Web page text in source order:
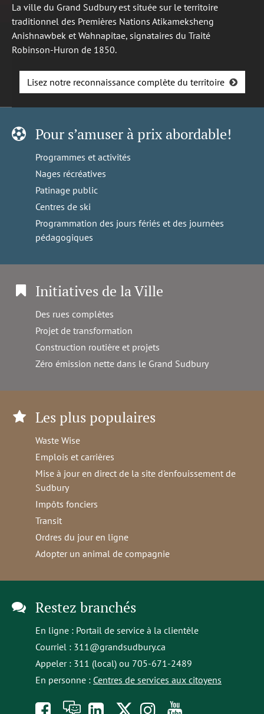
La ville du Grand Sudbury est située sur le territoire
traditionnel des Premières Nations Atikameksheng
Anishnawbek et Wahnapitae, signataires du Traité
Robinson-Huron de 1850.
Lisez notre reconnaissance complète du territoire
Pour s’amuser à prix abordable!
Programmes et activités
Nages récréatives
Patinage public
Centres de ski
Programmation des jours fériés et des journées
pédagogiques
Initiatives de la Ville
Des rues complètes
Projet de transformation
Construction routière et projets
Zéro émission nette dans le Grand Sudbury
Les plus populaires
Waste Wise
Emplois et carrières
Mise à jour en direct de la site d'enfouissement de
Sudbury
Impôts fonciers
Transit
Ordres du jour en ligne
Adopter un animal de compagnie
Restez branchés
En ligne : Portail de service à la clientèle
Courriel : 311@grandsudbury.ca
Appeler : 311 (local) ou 705-671-2489
En personne : Centres de services aux citoyens
Like À opensFollowFollow